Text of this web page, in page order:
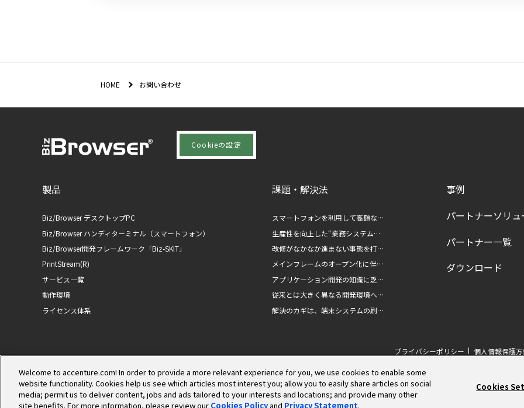
HOME お問い合わせ
Cookieの設定
製品
Biz/Browser デスクトップPC
Biz/Browser ハンディターミナル（スマートフォン）
Biz/Browser開発フレームワーク「Biz-SKIT」
PrintStream(R)
サービス一覧
動作環境
ライセンス体系
課題・解決法
スマートフォンを利用して高額な…
生産性を向上した“業務システム…
改修がなかなか進まない事態を打…
メインフレームのオープン化に伴…
アプリケーション開発の知識に乏…
従来とは大きく異なる開発環境へ…
解決のカギは、端末システムの刷…
事例
パートナーソリ
パートナー一覧
ダウンロード
プライバシーポリシー 個人情報保護
© 2025 Accenture. All Rights Reserved.
Welcome to accenture.com! In order to provide a more relevant experience for you, we use cookies to enable some
website functionality. Cookies help us see which articles most interest you; allow you to easily share articles on social
media; permit us to deliver content, jobs and ads tailored to your interests and locations; and provide many other
site benefits. For more information, please review our Cookies Policyand Privacy Statement.
Cookies